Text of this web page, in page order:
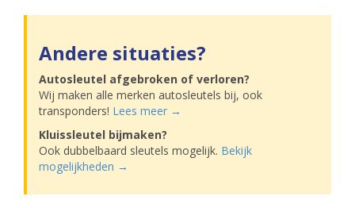
Andere situaties?
Autosleutel afgebroken of verloren?
Wij maken alle merken autosleutels bij, ook
transponders! Lees meer →
Kluissleutel bijmaken?
Ook dubbelbaard sleutels mogelijk. Bekijk
mogelijkheden →